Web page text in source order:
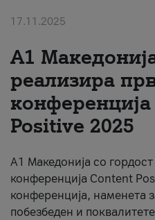
#ПодобарОнлајн
17.11.2025
А1
реализира
Positive 2025
А1 Македонија со
конференција Content
конференција, наменета
побезбеден и